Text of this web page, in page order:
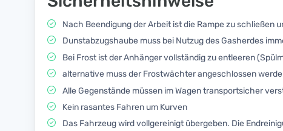
Nach Beendigung der Arbeit ist die Rampe zu schließen
Dunstabzugshaube muss bei Nutzug des Gasherdes
Bei Frost ist der Anhänger vollständig zu entleeren
alternative muss der Frostwächter angeschlossen
Alle Gegenstände müssen im Wagen transportsicher
Kein rasantes Fahren um Kurven
Das Fahrzeug wird vollgereinigt übergeben. Die